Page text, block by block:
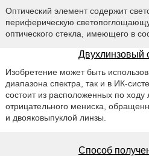
Оптический элемент содержит
периферическую
оптического стекла, имеющего в
Двухлинзовый
Изобретение может быть
диапазона спектра, так и в ИК-
состоит из расположенных по ходу
отрицательного мениска,
и двояковыпуклой линзы.
Способ